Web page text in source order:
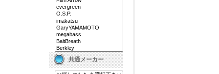
共通メーカー